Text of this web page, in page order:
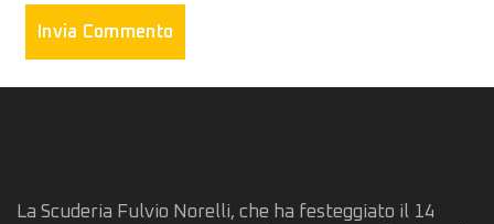
La Scuderia Fulvio Norelli, che ha festeggiato il 14